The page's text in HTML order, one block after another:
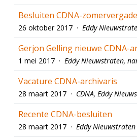
Besluiten CDNA-
26 oktober 2017 · Eddy
Gerjon Gelling nieuwe CDNA-
1 mei 2017 · Eddy Nieuwstraten,
Vacature CDNA-archivaris
28 maart 2017 · CDNA, Eddy
Recente CDNA-besluiten
28 maart 2017 · Eddy Nieuwstraten